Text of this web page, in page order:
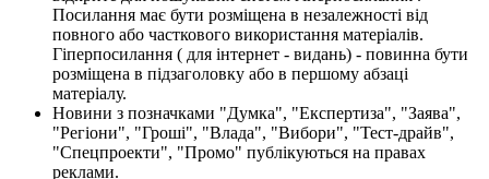
Посилання має бути розміщена в незалежності від
повного або часткового використання матеріалів.
Гіперпосилання ( для інтернет - видань) - повинна бути
розміщена в підзаголовку або в першому абзаці
матеріалу.
Новини з позначками "Думка", "Експертиза", "Заява",
"Регіони", "Гроші", "Влада", "Вибори", "Тест-драйв",
"Спецпроекти", "Промо" публікуються на правах
реклами.